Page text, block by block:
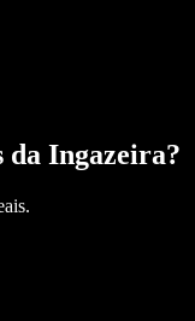
da Ingazeira?